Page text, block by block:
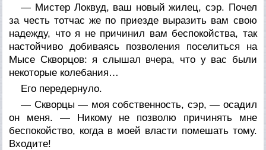
— Мистер Локвуд, ваш новый жилец, сэр. Почел
за честь тотчас же по приезде выразить вам свою
надежду, что я не причинил вам беспокойства, так
настойчиво добиваясь позволения поселиться на
Мысе Скворцов: я слышал вчера, что у вас были
некоторые колебания…
Его передернуло.
— Скворцы — моя собственность, сэр, — осадил
он меня. — Никому не позволю причинять мне
беспокойство, когда в моей власти помешать тому.
Входите!